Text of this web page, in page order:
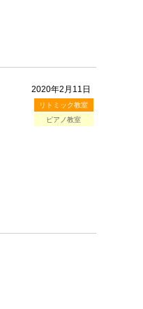
2020年2月11日
リトミック教室
ピアノ教室